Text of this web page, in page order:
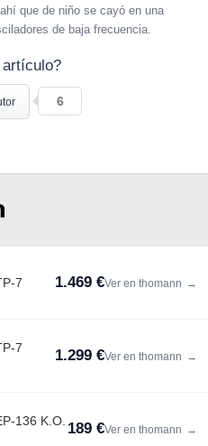
que de niño se cayó en una
de baja frecuencia.
artículo?
6
7 1.469 €Ver en thomann →
7
1.299 €Ver en thomann →
136 K.O. 189 €Ver en thomann →